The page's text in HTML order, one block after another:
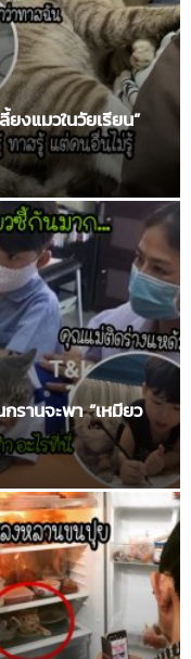
งแมวในวัยเรียน”
านจะพา “เหมียว